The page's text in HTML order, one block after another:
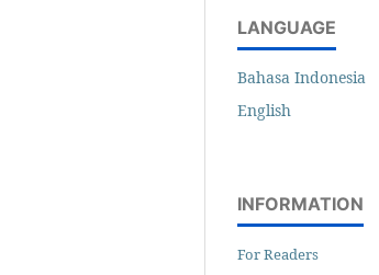
LANGUAGE
Bahasa Indonesia
English
INFORMATION
For Readers